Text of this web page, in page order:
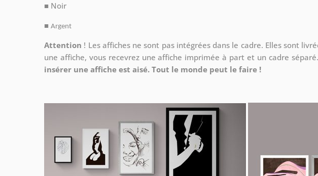
■ Noir
■ Argent
Attention ! Les affiches ne sont pas intégrées dans le cadre. Elles sont
une affiche, vous recevrez une affiche imprimée à part et un cadre séparé.
insérer une affiche est aisé. Tout le monde peut le faire !